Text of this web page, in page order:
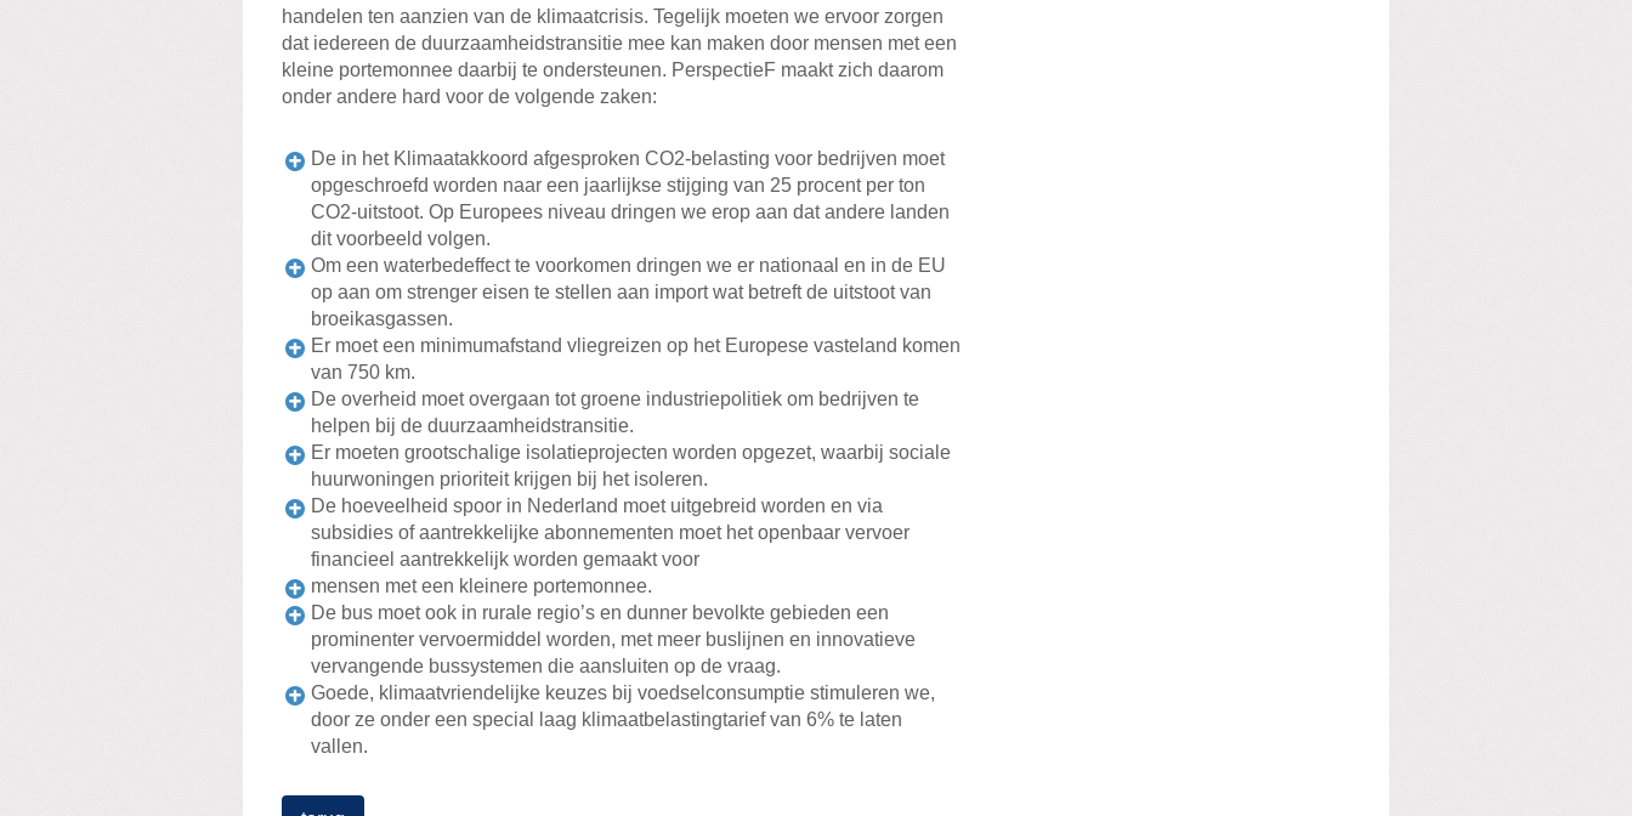
handelen ten aanzien van de klimaatcrisis. Tegelijk moeten we ervoor zorgen
dat iedereen de duurzaamheidstransitie mee kan maken door mensen met een
kleine portemonnee daarbij te ondersteunen. PerspectieF maakt zich daarom
onder andere hard voor de volgende zaken:
De in het Klimaatakkoord afgesproken CO2-belasting voor bedrijven moet
opgeschroefd worden naar een jaarlijkse stijging van 25 procent per ton
CO2-uitstoot. Op Europees niveau dringen we erop aan dat andere landen
dit voorbeeld volgen.
Om een waterbedeffect te voorkomen dringen we er nationaal en in de EU
op aan om strenger eisen te stellen aan import wat betreft de uitstoot van
broeikasgassen.
Er moet een minimumafstand vliegreizen op het Europese vasteland komen
van 750 km.
De overheid moet overgaan tot groene industriepolitiek om bedrijven te
helpen bij de duurzaamheidstransitie.
Er moeten grootschalige isolatieprojecten worden opgezet, waarbij sociale
huurwoningen prioriteit krijgen bij het isoleren.
De hoeveelheid spoor in Nederland moet uitgebreid worden en via
subsidies of aantrekkelijke abonnementen moet het openbaar vervoer
financieel aantrekkelijk worden gemaakt voor
mensen met een kleinere portemonnee.
De bus moet ook in rurale regio’s en dunner bevolkte gebieden een
prominenter vervoermiddel worden, met meer buslijnen en innovatieve
vervangende bussystemen die aansluiten op de vraag.
Goede, klimaatvriendelijke keuzes bij voedselconsumptie stimuleren we,
door ze onder een special laag klimaatbelastingtarief van 6% te laten
vallen.